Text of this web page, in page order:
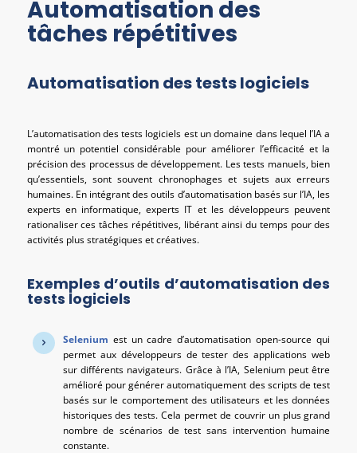
Automatisation des
tâches répétitives
Automatisation des tests logiciels
L’automatisation des tests logiciels est un domaine dans lequel l’IA a
montré un potentiel considérable pour améliorer l’efficacité et la
précision des processus de développement. Les tests manuels, bien
qu’essentiels, sont souvent chronophages et sujets aux erreurs
humaines. En intégrant des outils d’automatisation basés sur l’IA, les
experts en informatique, experts IT et les développeurs peuvent
rationaliser ces tâches répétitives, libérant ainsi du temps pour des
activités plus stratégiques et créatives.
Exemples d’outils d’automatisation des
tests logiciels
Selenium est un cadre d’automatisation open-source qui
permet aux développeurs de tester des applications web
sur différents navigateurs. Grâce à l’IA, Selenium peut être
amélioré pour générer automatiquement des scripts de test
basés sur le comportement des utilisateurs et les données
historiques des tests. Cela permet de couvrir un plus grand
nombre de scénarios de test sans intervention humaine
constante.